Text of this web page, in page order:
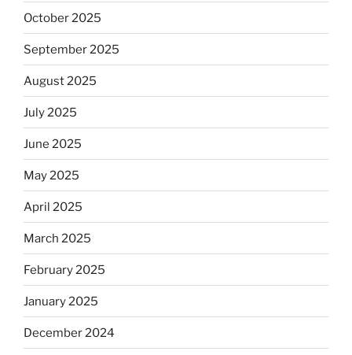
October 2025
September 2025
August 2025
July 2025
June 2025
May 2025
April 2025
March 2025
February 2025
January 2025
December 2024